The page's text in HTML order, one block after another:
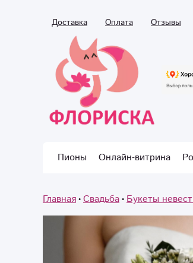
Доставка Оплата Отзывы
Пионы Онлайн-витрина
Главная Свадьба Букеты